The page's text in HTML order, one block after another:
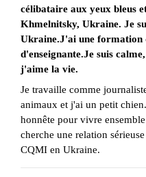
célibataire aux yeux bleus
Khmelnitsky, Ukraine. Je
Ukraine.J'ai une formation
d'enseignante.Je suis
j'aime la vie.
Je travaille comme
animaux et j'ai un petit
honnête pour vivre
cherche une relation
CQMI en Ukraine.